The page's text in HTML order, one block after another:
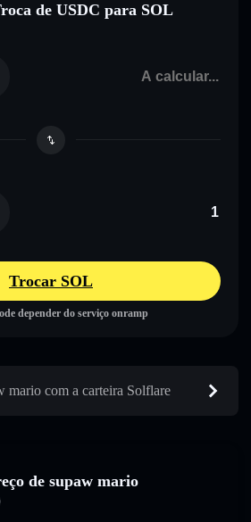
de USDC para SOL
Trocar SOL
depender do serviço onramp
mario com a carteira Solflare
de supaw mario